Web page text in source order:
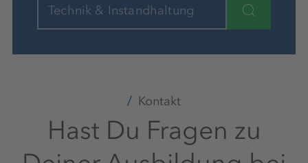
Technik & Instandhaltung
Kontakt
Hast Du Fragen zu